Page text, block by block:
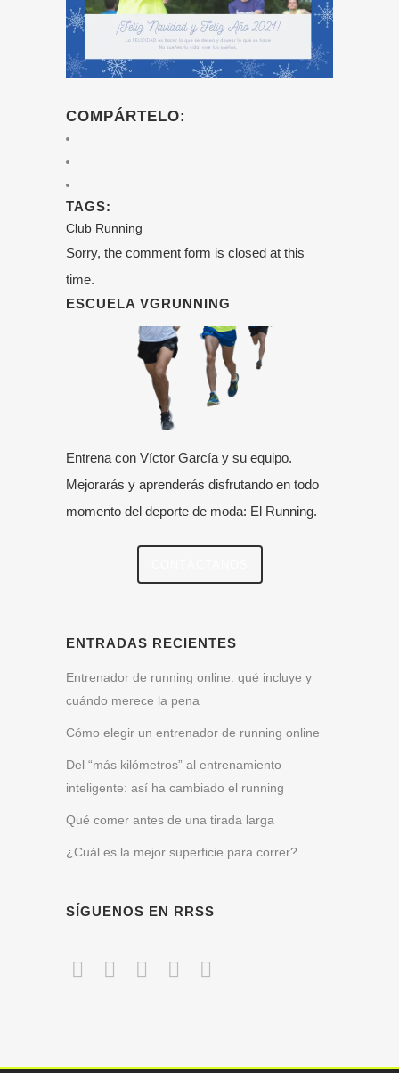
COMPÁRTELO:
TAGS:
Club Running
Sorry, the comment form is closed at this
time.
ESCUELA VGRUNNING
Entrena con Víctor García y su equipo.
Mejorarás y aprenderás disfrutando en todo
momento del deporte de moda: El Running.
ENTRADAS RECIENTES
Entrenador de running online: qué incluye y
cuándo merece la pena
Cómo elegir un entrenador de running online
Del “más kilómetros” al entrenamiento
inteligente: así ha cambiado el running
Qué comer antes de una tirada larga
¿Cuál es la mejor superficie para correr?
SÍGUENOS EN RRSS